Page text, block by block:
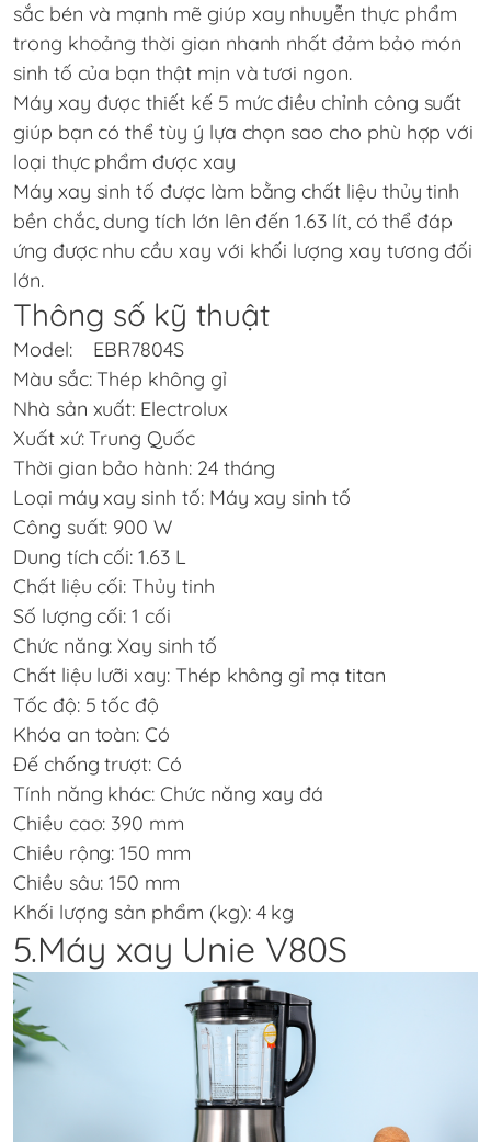
sắc bén và mạnh mẽ giúp xay nhuyễn thực phẩm
trong khoảng thời gian nhanh nhất đảm bảo món
sinh tố của bạn thật mịn và tươi ngon.
Máy xay được thiết kế 5 mức điều chỉnh công suất
giúp bạn có thể tùy ý lựa chọn sao cho phù hợp với
loại thực phẩm được xay
Máy xay sinh tố được làm bằng chất liệu thủy tinh
bền chắc, dung tích lớn lên đến 1.63 lít, có thể đáp
ứng được nhu cầu xay với khối lượng xay tương đối
lớn.
Thông số kỹ thuật
Model: EBR7804S
Màu sắc: Thép không gỉ
Nhà sản xuất: Electrolux
Xuất xứ: Trung Quốc
Thời gian bảo hành: 24 tháng
Loại máy xay sinh tố: Máy xay sinh tố
Công suất: 900 W
Dung tích cối: 1.63 L
Chất liệu cối: Thủy tinh
Số lượng cối: 1 cối
Chức năng: Xay sinh tố
Chất liệu lưỡi xay: Thép không gỉ mạ titan
Tốc độ: 5 tốc độ
Khóa an toàn: Có
Đế chống trượt: Có
Tính năng khác: Chức năng xay đá
Chiều cao: 390 mm
Chiều rộng: 150 mm
Chiều sâu: 150 mm
Khối lượng sản phẩm (kg): 4 kg
5.Máy xay Unie V80S